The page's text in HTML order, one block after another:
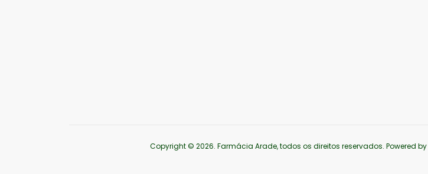
Copyright © 2026. Farmácia Arade, todos os direitos reservados. Powered by